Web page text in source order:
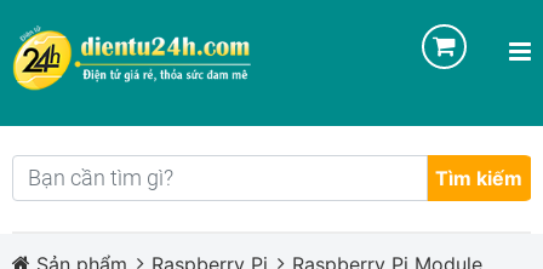
Tìm kiếm
Sản phẩm Raspberry Pi
Raspberry Pi Module